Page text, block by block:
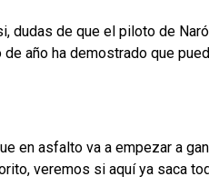
de que el piloto de
año ha demostrado que
en asfalto va a empezar a
veremos si aquí ya saca